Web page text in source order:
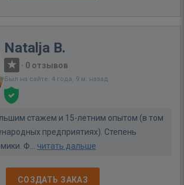
Natalja B.
· 0 отзывов
Был на сайте: 4 года, 9 м. назад
стажем и 15-летним опытом (в том
предприятиях). Степень
Ф... читать дальше
СОЗДАТЬ ЗАКАЗ